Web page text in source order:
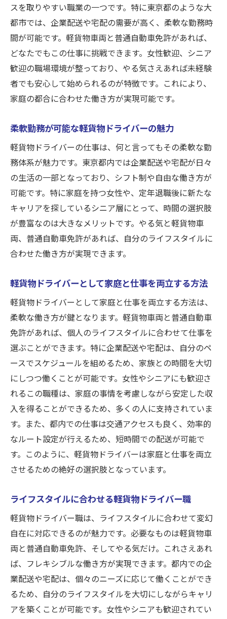
スを取りやすい職業の一つです。特に東京都のような大
都市では、企業配送や宅配の需要が高く、柔軟な勤務時
間が可能です。軽貨物車両と普通自動車免許があれば、
どなたでもこの仕事に挑戦できます。女性歓迎、シニア
歓迎の職場環境が整っており、やる気さえあれば未経験
者でも安心して始められるのが特徴です。これにより、
家庭の都合に合わせた働き方が実現可能です。
柔軟勤務が可能な軽貨物ドライバーの魅力
軽貨物ドライバーの仕事は、何と言ってもその柔軟な勤
務体系が魅力です。東京都内では企業配送や宅配が日々
の生活の一部となっており、シフト制や自由な働き方が
可能です。特に家庭を持つ女性や、定年退職後に新たな
キャリアを探しているシニア層にとって、時間の選択肢
が豊富なのは大きなメリットです。やる気と軽貨物車
両、普通自動車免許があれば、自分のライフスタイルに
合わせた働き方が実現できます。
軽貨物ドライバーとして家庭と仕事を両立する方法
軽貨物ドライバーとして家庭と仕事を両立する方法は、
柔軟な働き方が鍵となります。軽貨物車両と普通自動車
免許があれば、個人のライフスタイルに合わせて仕事を
選ぶことができます。特に企業配送や宅配は、自分のペ
ースでスケジュールを組めるため、家族との時間を大切
にしつつ働くことが可能です。女性やシニアにも歓迎さ
れるこの職種は、家庭の事情を考慮しながら安定した収
入を得ることができるため、多くの人に支持されていま
す。また、都内での仕事は交通アクセスも良く、効率的
なルート設定が行えるため、短時間での配送が可能で
す。このように、軽貨物ドライバーは家庭と仕事を両立
させるための絶好の選択肢となっています。
ライフスタイルに合わせる軽貨物ドライバー職
軽貨物ドライバー職は、ライフスタイルに合わせて変幻
自在に対応できるのが魅力です。必要なものは軽貨物車
両と普通自動車免許、そしてやる気だけ。これさえあれ
ば、フレキシブルな働き方が実現できます。都内での企
業配送や宅配は、個々のニーズに応じて働くことができ
るため、自分のライフスタイルを大切にしながらキャリ
アを築くことが可能です。女性やシニアも歓迎されてい